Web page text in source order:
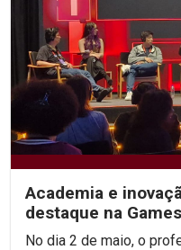
Academia e
destaque na
No dia 2 de maio, o